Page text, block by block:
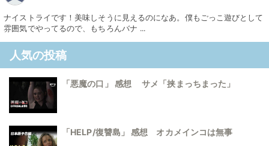
ナイストライです！美味しそうに見えるのになあ。僕もごっこ遊びとして
雰囲気でやってるので、もちろんバナ ...
人気の投稿
「悪魔の口」 感想 サメ「挟まっちまった」
「HELP/復讐島」 感想 オカメインコは無事